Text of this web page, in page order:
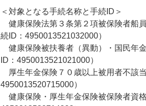
＜対象となる手続名称と手続ID＞
健康保険法第３条第２項被保険者船
続ID：4950013521032000）
健康保険被扶養者（異動）・国民年
ID：4950013521021000）
厚生年金保険７０歳以上被用者不該
4950013520715000）
健康保険・厚生年金保険被保険者資